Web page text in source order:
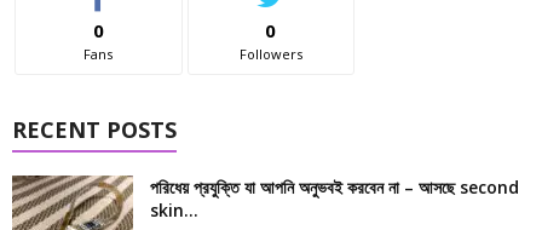
0
Fans
0
Followers
RECENT POSTS
পরিধেয় প্রযুক্তি যা আপনি অনুভবই করবেন না – আসছে second
skin...